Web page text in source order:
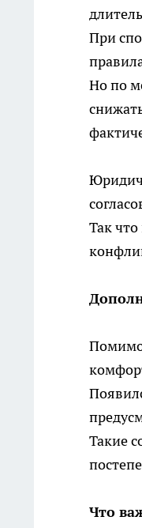
При
Но по
Так
Помимо
Такие
Что